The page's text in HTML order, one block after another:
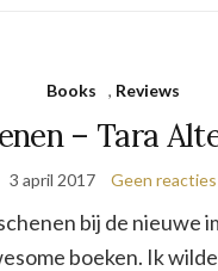
Books , Reviews
– Tara
3 april 2017 Geen reacties
bij de nieuwe
boeken. Ik